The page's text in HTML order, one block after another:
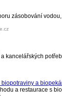
zásobování
kancelářských
biopotraviny a
a restaurace s